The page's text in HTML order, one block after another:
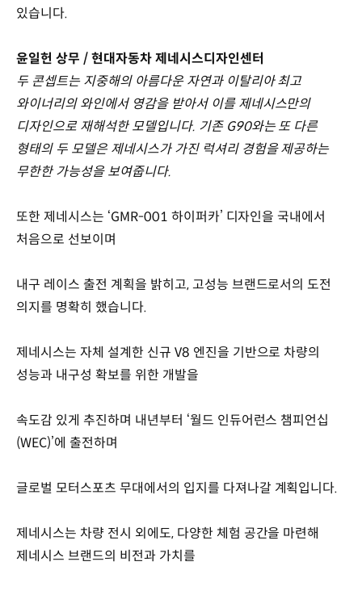
있습니다.
윤일헌 상무 / 현대자동차 제네시스디자인센터
두 콘셉트는 지중해의 아름다운 자연과 이탈리아 최고
와이너리의 와인에서 영감을 받아서 이를 제네시스만의
디자인으로 재해석한 모델입니다. 기존 G90와는 또 다른
형태의 두 모델은 제네시스가 가진 럭셔리 경험을 제공하는
무한한 가능성을 보여줍니다.
또한 제네시스는 ‘GMR-001 하이퍼카’ 디자인을 국내에서
처음으로 선보이며
내구 레이스 출전 계획을 밝히고, 고성능 브랜드로서의 도전
의지를 명확히 했습니다.
제네시스는 자체 설계한 신규 V8 엔진을 기반으로 차량의
성능과 내구성 확보를 위한 개발을
속도감 있게 추진하며 내년부터 ‘월드 인듀어런스 챔피언십
(WEC)’에 출전하며
글로벌 모터스포츠 무대에서의 입지를 다져나갈 계획입니다.
제네시스는 차량 전시 외에도, 다양한 체험 공간을 마련해
제네시스 브랜드의 비전과 가치를